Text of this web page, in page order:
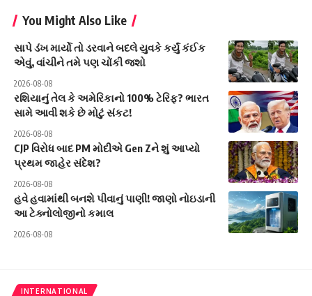
You Might Also Like
સાપે ડંખ માર્યો તો ડરવાને બદલે યુવકે કર્યું કંઈક
એવું, વાંચીને તમે પણ ચોંકી જશો
2026-08-08
રશિયાનું તેલ કે અમેરિકાનો 100% ટેરિફ? ભારત
સામે આવી શકે છે મોટું સંકટ!
2026-08-08
CJP વિરોધ બાદ PM મોદીએ Gen Zને શું આપ્યો
પ્રથમ જાહેર સંદેશ?
2026-08-08
હવે હવામાંથી બનશે પીવાનું પાણી! જાણો નોઇડાની
આ ટેક્નોલોજીનો કમાલ
2026-08-08
INTERNATIONAL